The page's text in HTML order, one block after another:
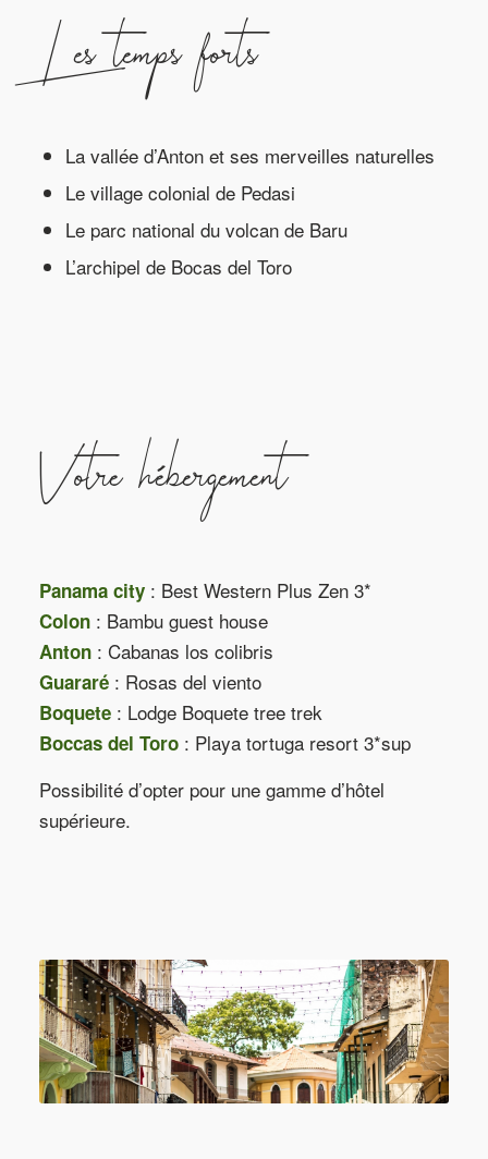
Les temps forts
La vallée d’Anton et ses merveilles naturelles
Le village colonial de Pedasi
Le parc national du volcan de Baru
L’archipel de Bocas del Toro
Votre hébergement
Panama city: Best Western Plus Zen 3*
Colon: Bambu guest house
Anton: Cabanas los colibris
Guararé: Rosas del viento
Boquete: Lodge Boquete tree trek
Boccas del Toro: Playa tortuga resort 3*sup
Possibilité d’opter pour une gamme d’hôtel
supérieure.